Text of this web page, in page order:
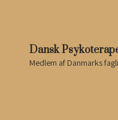
Dansk
Medlem af Danmarks